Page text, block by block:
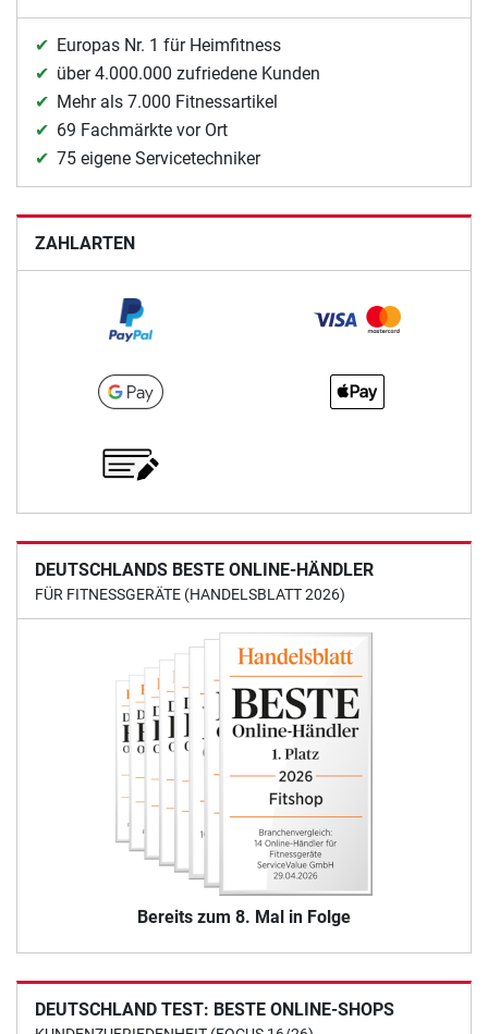
Europas Nr. 1 für Heimfitness
über 4.000.000 zufriedene Kunden
Mehr als 7.000 Fitnessartikel
69 Fachmärkte vor Ort
75 eigene Servicetechniker
ZAHLARTEN
DEUTSCHLANDS BESTE ONLINE-HÄNDLER
FÜR FITNESSGERÄTE (HANDELSBLATT 2026)
Bereits zum 8. Mal in Folge
DEUTSCHLAND TEST: BESTE ONLINE-SHOPS